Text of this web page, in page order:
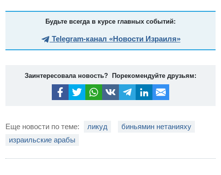
Будьте всегда в курсе главных событий:
Telegram-канал «Новости Израиля»
Заинтересовала новость? Порекомендуйте друзьям:
Еще новости по теме: ликуд
биньямин нетанияху
израильские арабы